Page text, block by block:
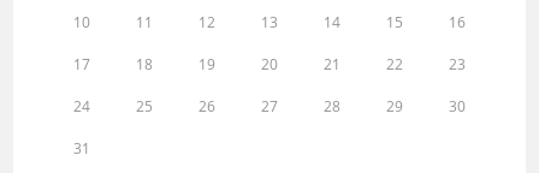
10 11 12 13 14 15 16
17 18 19 20 21 22 23
24 25 26 27 28 29 30
31